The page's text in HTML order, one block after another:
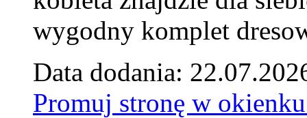
wygodny komplet
Data dodania:
Promuj stronę w